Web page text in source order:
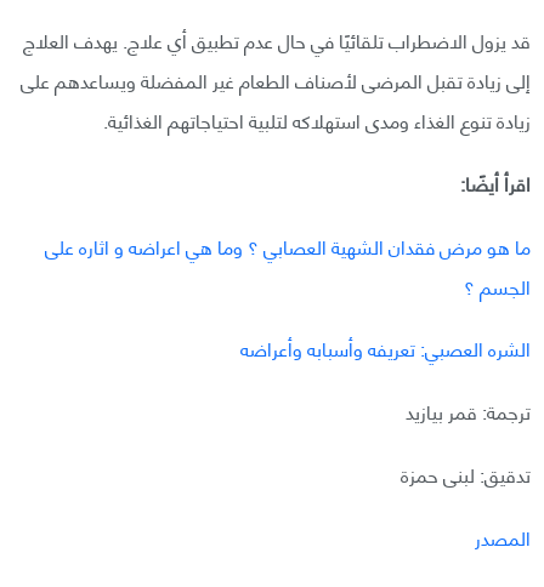
قد يزول الاضطراب تلقائيًا في حال عدم تطبيق أي علاج. يهدف العلاج
إلى زيادة تقبل المرضى لأصناف الطعام غير المفضلة ويساعدهم على
زيادة تنوع الغذاء ومدى استهلاكه لتلبية احتياجاتهم الغذائية.
اقرأ أيضًا:
ما هو مرض فقدان الشهية العصابي ؟ وما هي اعراضه و اثاره على
الجسم ؟
الشره العصبي: تعريفه وأسبابه وأعراضه
ترجمة: قمر بيازيد
تدقيق: لبنى حمزة
المصدر